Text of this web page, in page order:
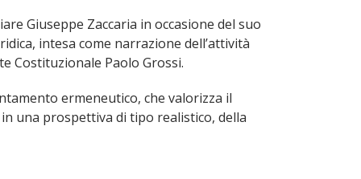
Giuseppe Zaccaria in occasione del suo
intesa come narrazione dell’attività
Costituzionale Paolo Grossi.
ermeneutico, che valorizza il
una prospettiva di tipo realistico, della